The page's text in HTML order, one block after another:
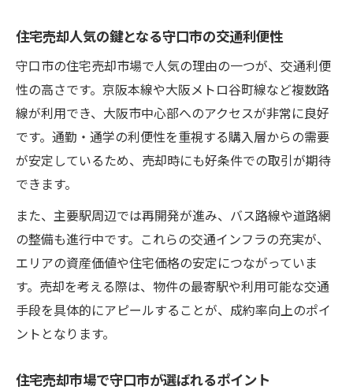
住宅売却人気の鍵となる守口市の交通利便性
守口市の住宅売却市場で人気の理由の一つが、交通利便
性の高さです。京阪本線や大阪メトロ谷町線など複数路
線が利用でき、大阪市中心部へのアクセスが非常に良好
です。通勤・通学の利便性を重視する購入層からの需要
が安定しているため、売却時にも好条件での取引が期待
できます。
また、主要駅周辺では再開発が進み、バス路線や道路網
の整備も進行中です。これらの交通インフラの充実が、
エリアの資産価値や住宅価格の安定につながっていま
す。売却を考える際は、物件の最寄駅や利用可能な交通
手段を具体的にアピールすることが、成約率向上のポイ
ントとなります。
住宅売却市場で守口市が選ばれるポイント